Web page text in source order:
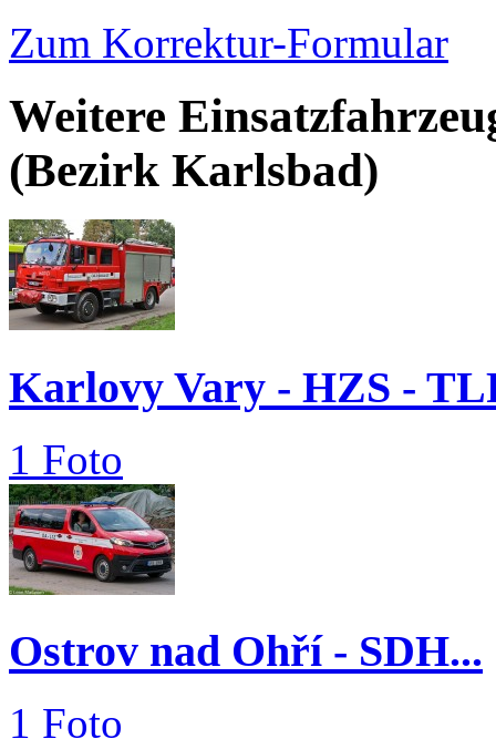
Zum Korrektur-Formular
Weitere
(Bezirk Karlsbad)
Karlovy Vary - HZS -
1 Foto
Ostrov nad Ohří - SDH...
1 Foto